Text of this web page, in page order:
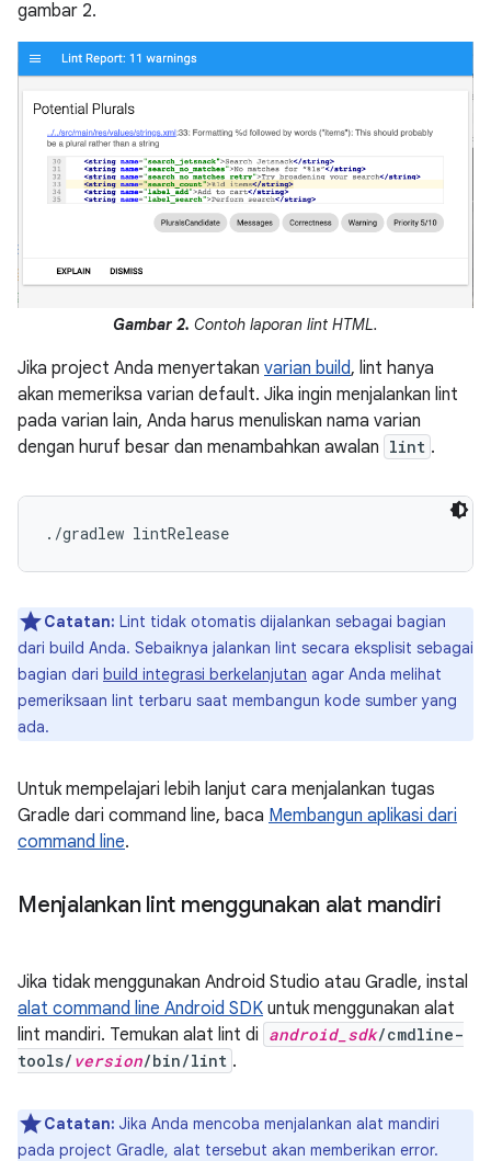
gambar 2.
Gambar 2. Contoh laporan lint HTML.
Jika project Anda menyertakan varian build, lint hanya
akan memeriksa varian default. Jika ingin menjalankan lint
pada varian lain, Anda harus menuliskan nama varian
dengan huruf besar dan menambahkan awalan lint .
Catatan: Lint tidak otomatis dijalankan sebagai bagian
dari build Anda. Sebaiknya jalankan lint secara eksplisit sebagai
bagian dari build integrasi berkelanjutan agar Anda melihat
pemeriksaan lint terbaru saat membangun kode sumber yang
ada.
Untuk mempelajari lebih lanjut cara menjalankan tugas
Gradle dari command line, baca Membangun aplikasi dari
command line.
Menjalankan lint menggunakan alat mandiri
Jika tidak menggunakan Android Studio atau Gradle, instal
alat command line Android SDK untuk menggunakan alat
lint mandiri. Temukan alat lint di android_sdk/cmdline-
tools/ version/bin/lint .
Catatan: Jika Anda mencoba menjalankan alat mandiri
pada project Gradle, alat tersebut akan memberikan error.